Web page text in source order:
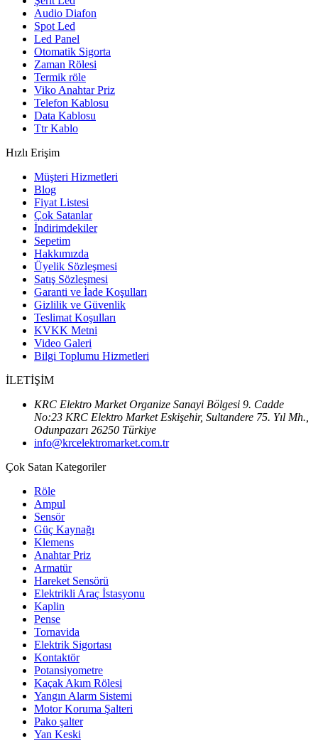
Audio Diafon
Spot Led
Led Panel
Otomatik Sigorta
Zaman Rölesi
Termik röle
Viko Anahtar Priz
Telefon Kablosu
Data Kablosu
Ttr Kablo
Hızlı Erişim
Müşteri Hizmetleri
Blog
Fiyat Listesi
Çok Satanlar
İndirimdekiler
Sepetim
Hakkımızda
Üyelik Sözleşmesi
Satış Sözleşmesi
Garanti ve İade Koşulları
Gizlilik ve Güvenlik
Teslimat Koşulları
KVKK Metni
Video Galeri
Bilgi Toplumu Hizmetleri
İLETİŞİM
KRC Elektro Market Organize Sanayi Bölgesi 9. Cadde
No:23 KRC Elektro Market Eskişehir, Sultandere 75. Yıl Mh.,
Odunpazarı 26250 Türkiye
info@krcelektromarket.com.tr
Çok Satan Kategoriler
Röle
Ampul
Sensör
Güç Kaynağı
Klemens
Anahtar Priz
Armatür
Hareket Sensörü
Elektrikli Araç İstasyonu
Kaplin
Pense
Tornavida
Elektrik Sigortası
Kontaktör
Potansiyometre
Kaçak Akım Rölesi
Yangın Alarm Sistemi
Motor Koruma Şalteri
Pako şalter
Yan Keski